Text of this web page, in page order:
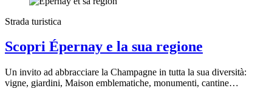
Strada turistica
Scopri Épernay e la sua regione
Un invito ad abbracciare la Champagne in tutta la sua diversità:
vigne, giardini, Maison emblematiche, monumenti, cantine…